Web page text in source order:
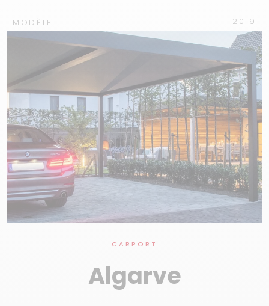
MODÈLE 2019
CARPORT
Algarve